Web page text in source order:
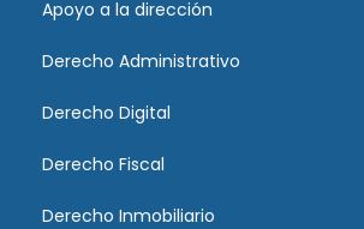
Apoyo a la dirección
Derecho Administrativo
Derecho Digital
Derecho Fiscal
Derecho Inmobiliario